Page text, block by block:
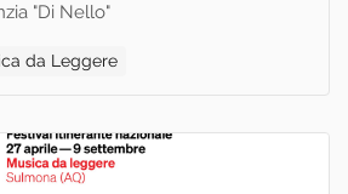
"Di Nello"
da Leggere